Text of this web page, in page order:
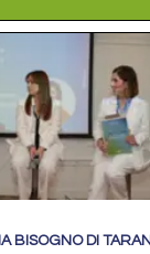
BISOGNO DI